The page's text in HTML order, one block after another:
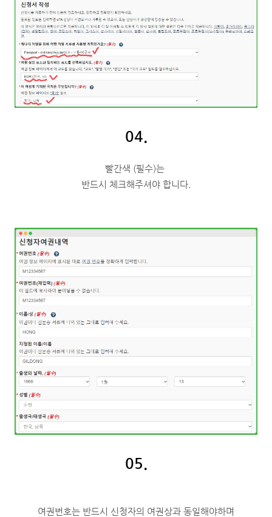
04.
빨간색 (필수)는
반드시 체크해주셔야 합니다.
05.
여권번호는 반드시 신청자의 여권상과 동일해야하며